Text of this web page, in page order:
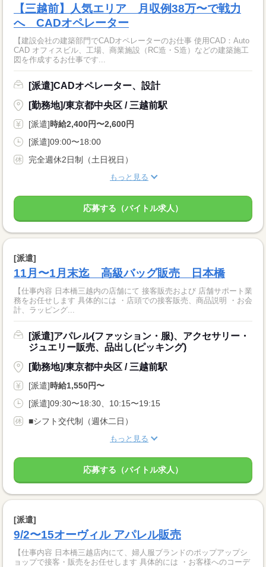
【三越前】人気エリア 月収例38万〜で戦力
へ CADオペレーター
【建設会社の建築部門でCADオペレーターのお仕事 使用CAD：Auto
CAD オフィスビル、工場、商業施設（RC造・S造）などの建築施工
図を作成するお仕事です...
[派遣]CADオペレーター、設計
[勤務地]/東京都中央区 / 三越前駅
[派遣]時給2,400円〜2,600円
[派遣]09:00〜18:00
完全週休2日制（土日祝日）
もっと見る
応募する（バイトル求人）
[派遣]
11月〜1月末迄 高級バッグ販売 日本橋
【仕事内容 日本橋三越内の店舗にて 接客販売および 店舗サポート業
務をお任せします 具体的には ・店頭での接客販売、商品説明 ・お会
計、ラッピング...
[派遣]アパレル(ファッション・服)、アクセサリー・
ジュエリー販売、品出し(ピッキング)
[勤務地]/東京都中央区 / 三越前駅
[派遣]時給1,550円〜
[派遣]09:30〜18:30、10:15〜19:15
■シフト交代制（週休二日）
もっと見る
応募する（バイトル求人）
[派遣]
9/2〜15オーヴィル アパレル販売
【仕事内容 日本橋三越店内にて、婦人服ブランドのポップアップシ
ョップで接客・販売をお任せします 具体的には ・お客様へのコーデ